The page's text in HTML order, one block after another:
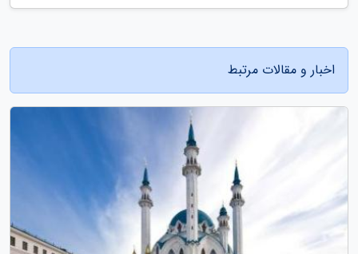
اخبار و مقالات مرتبط